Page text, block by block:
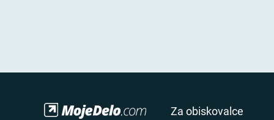
Za obiskovalce